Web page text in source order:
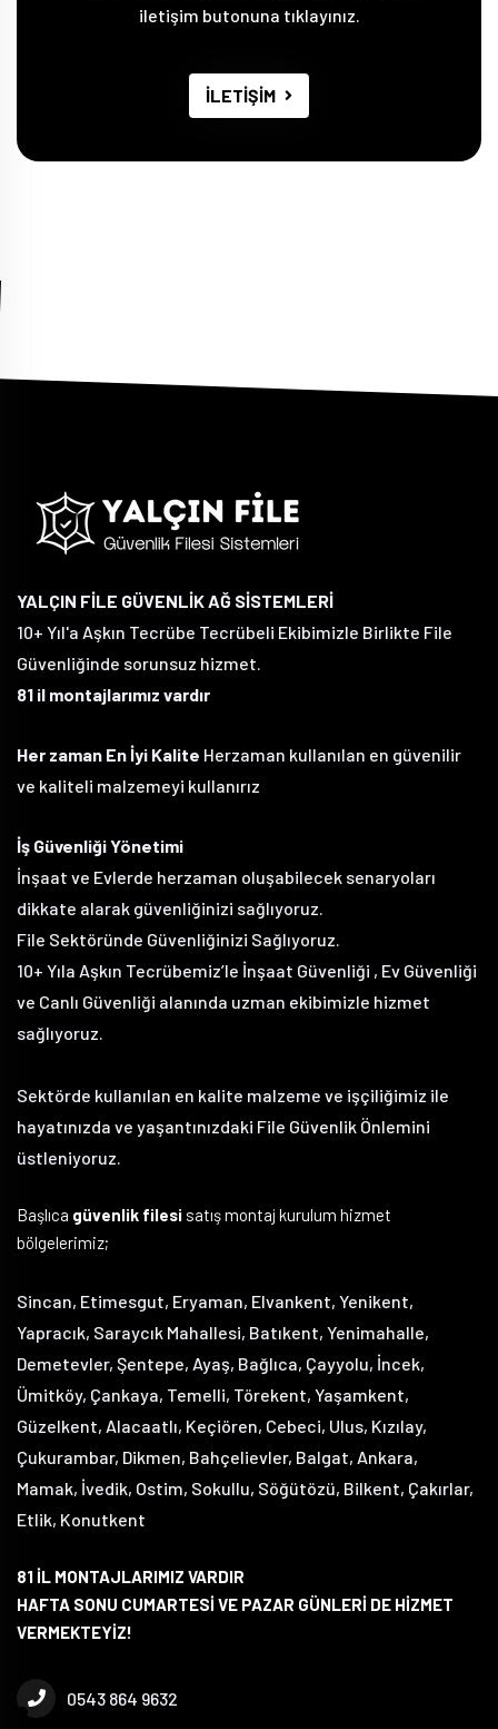
iletişim butonuna tıklayınız.
İLETİŞİM
YALÇIN FİLE GÜVENLİK AĞ SİSTEMLERİ
10+ Yıl'a Aşkın Tecrübe Tecrübeli Ekibimizle Birlikte File
Güvenliğinde sorunsuz hizmet.
81 il montajlarımız vardır
Her zaman En İyi Kalite Herzaman kullanılan en güvenilir
ve kaliteli malzemeyi kullanırız
İş Güvenliği Yönetimi
İnşaat ve Evlerde herzaman oluşabilecek senaryoları
dikkate alarak güvenliğinizi sağlıyoruz.
File Sektöründe Güvenliğinizi Sağlıyoruz.
10+ Yıla Aşkın Tecrübemiz’le İnşaat Güvenliği , Ev Güvenliği
ve Canlı Güvenliği alanında uzman ekibimizle hizmet
sağlıyoruz.
Sektörde kullanılan en kalite malzeme ve işçiliğimiz ile
hayatınızda ve yaşantınızdaki File Güvenlik Önlemini
üstleniyoruz.
Başlıca güvenlik filesi satış montaj kurulum hizmet
bölgelerimiz;
Sincan, Etimesgut, Eryaman, Elvankent, Yenikent,
Yapracık, Saraycık Mahallesi, Batıkent, Yenimahalle,
Demetevler, Şentepe, Ayaş, Bağlıca, Çayyolu, İncek,
Ümitköy, Çankaya, Temelli, Törekent, Yaşamkent,
Güzelkent, Alacaatlı, Keçiören, Cebeci, Ulus, Kızılay,
Çukurambar, Dikmen, Bahçelievler, Balgat, Ankara,
Mamak, İvedik, Ostim, Sokullu, Söğütözü, Bilkent, Çakırlar,
Etlik, Konutkent
81 İL MONTAJLARIMIZ VARDIR
HAFTA SONU CUMARTESİ VE PAZAR GÜNLERİ DE HİZMET
VERMEKTEYİZ!
0543 864 9632